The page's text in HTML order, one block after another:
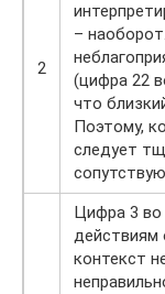
2
–
(цифра 22
что
Поэтому,
следует
Цифра 3 во
действиям
контекст